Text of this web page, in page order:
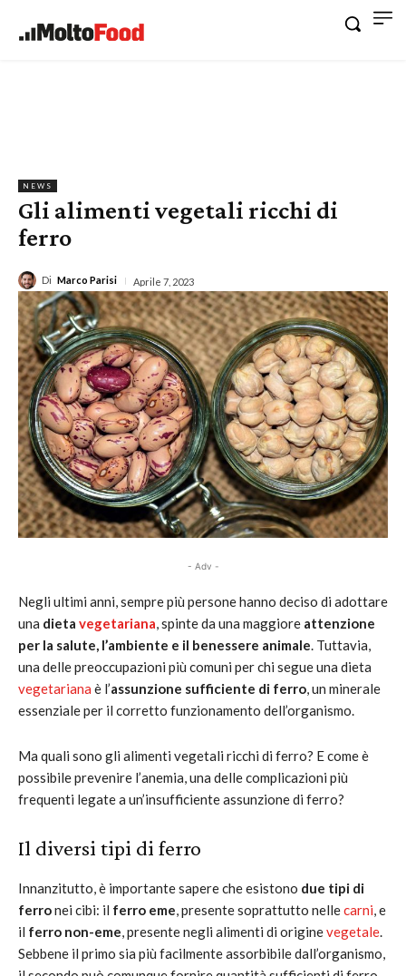
NEWS
Gli alimenti vegetali ricchi di
ferro
Di Marco Parisi Aprile 7, 2023
- Adv -
Negli ultimi anni, sempre più persone hanno deciso di adottare
una dieta vegetariana, spinte da una maggiore attenzione
per la salute, l’ambiente e il benessere animale. Tuttavia,
una delle preoccupazioni più comuni per chi segue una dieta
vegetariana è l’assunzione sufficiente di ferro, un minerale
essenziale per il corretto funzionamento dell’organismo.
Ma quali sono gli alimenti vegetali ricchi di ferro? E come è
possibile prevenire l’anemia, una delle complicazioni più
frequenti legate a un’insufficiente assunzione di ferro?
Il diversi tipi di ferro
Innanzitutto, è importante sapere che esistono due tipi di
ferronei cibi: il ferro eme, presente soprattutto nellecarni, e
il ferro non-eme, presente negli alimenti di originevegetale.
Sebbene il primo sia più facilmente assorbibile dall’organismo,